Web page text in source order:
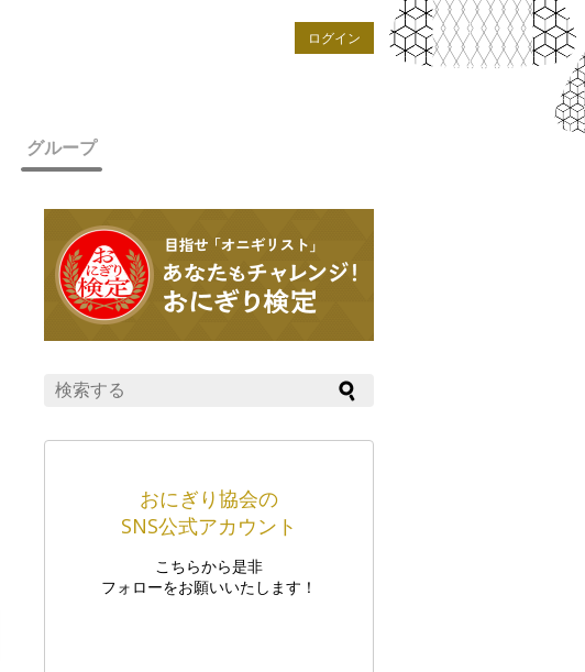
ログイン
グループ
おにぎり協会の
SNS公式アカウント
こちらから是非
フォローをお願いいたします！